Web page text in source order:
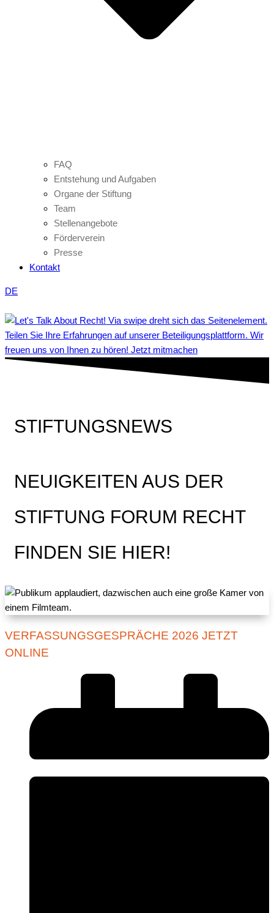
FAQ
Entstehung und Aufgaben
Organe der Stiftung
Team
Stellenangebote
Förderverein
Presse
Kontakt
DE
Teilen Sie Ihre Erfahrungen auf unserer Beteiligungsplattform. Wir
freuen uns von Ihnen zu hören! Jetzt mitmachen
STIFTUNGSNEWS
NEUIGKEITEN AUS DER
STIFTUNG FORUM RECHT
FINDEN SIE HIER!
VERFASSUNGSGESPRÄCHE 2026 JETZT
ONLINE